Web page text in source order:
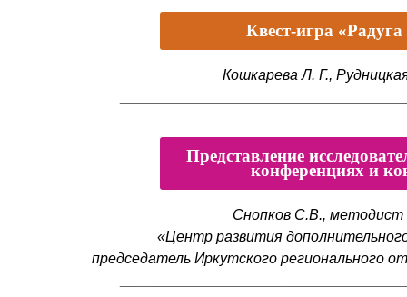
Квест-игра
Кошкарева Л. Г.,
Представление
конференциях и
Снопков С.В.,
«Центр развития
председатель Иркутского регионального